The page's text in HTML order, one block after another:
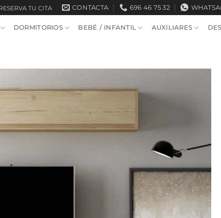
TU CITA CONTACTA 696 46 75 32
DORMITORIOS BEBÉ / INFANTIL AUXILIARES